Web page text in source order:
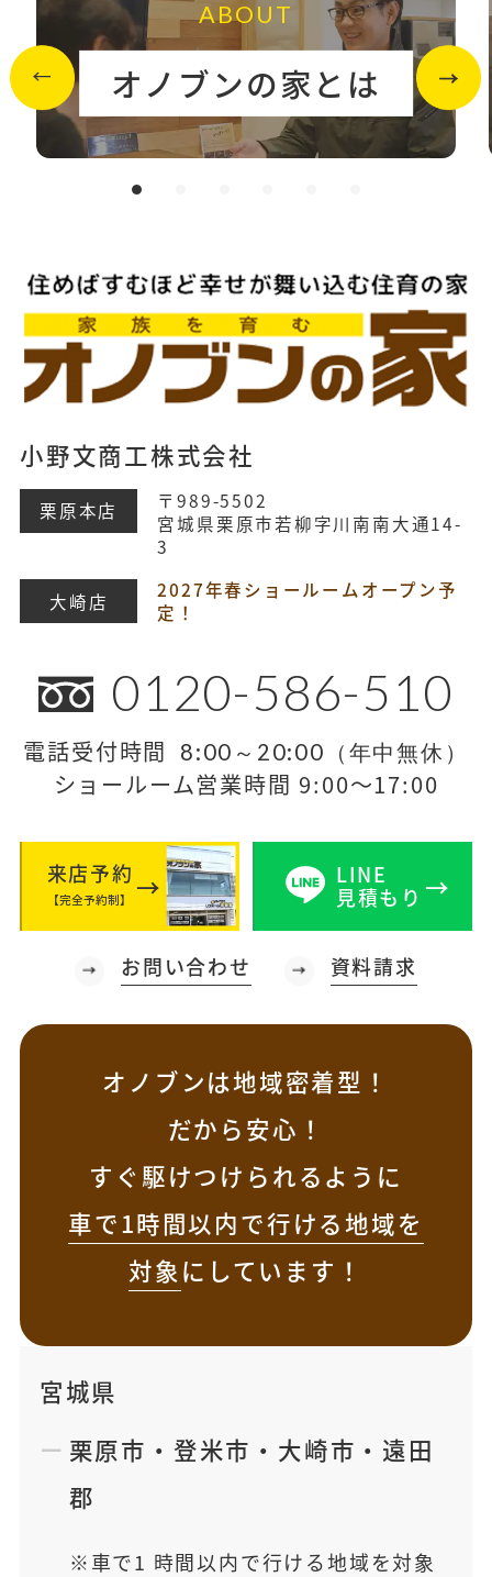
ABOUT
オノブンの家とは
小野文商工株式会社
栗原本店
〒989-5502
宮城県栗原市若柳字川南南大通14-
3
大崎店
2027年春ショールームオープン予
定！
0120-586-510
電話受付時間 8:00～20:00（年中無休）
ショールーム営業時間 9:00～17:00
来店予約
【完全予約制】
LINE
見積もり
お問い合わせ 資料請求
オノブンは地域密着型！
だから安心！
すぐ駆けつけられるように
車で1時間以内で行ける地域を
対象にしています！
宮城県
栗原市 ・ 登米市 ・ 大崎市 ・ 遠田
郡
車で1 時間以内で行ける地域を対象